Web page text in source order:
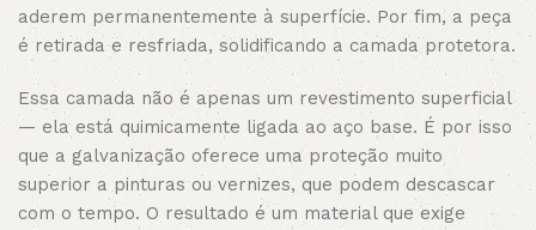
aderem permanentemente à superfície. Por fim, a peça
é retirada e resfriada, solidificando a camada protetora.
Essa camada não é apenas um revestimento superficial
— ela está quimicamente ligada ao aço base. É por isso
que a galvanização oferece uma proteção muito
superior a pinturas ou vernizes, que podem descascar
com o tempo. O resultado é um material que exige